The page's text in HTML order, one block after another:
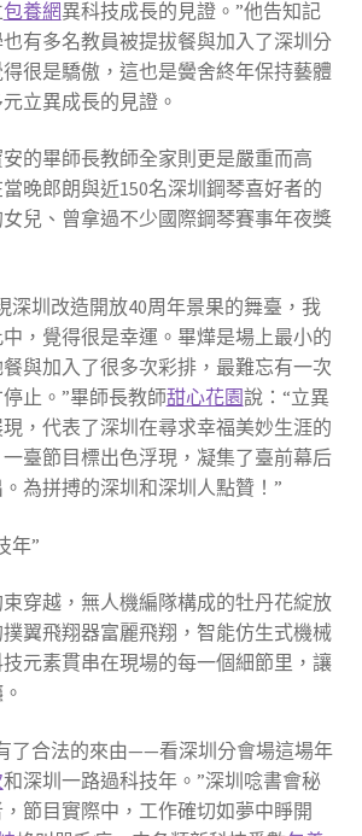
包養網異科技成長的見證。”他告知記
有多名教員被提拔餐與加入了深圳分
很是驕傲，這也是黌舍終年保持藝體
立異成長的見證。
的畢師長教師全家則更是嚴重而高
晚郎朗與近150名深圳鋼琴喜好者的
兒、曾拿過不少國際鋼琴賽事年夜獎
深圳改造開放40周年景果的舞臺，我
，覺得很是幸運。畢燁是場上最小的
與加入了很多次彩排，最難忘有一次
止。”畢師長教師甜心花園說：“立異
，代表了深圳在尋求幸福美妙生涯的
臺節目標出色浮現，凝集了臺前幕后
為拼搏的深圳和深圳人點贊！”
年”
穿越，無人機編隊構成的牡丹花綻放
翼飛翔器富麗飛翔，智能仿生式機械
元素貫串在現場的每一個細節里，讓
了合法的來由——看深圳分會場這場年
和深圳一路過科技年。”深圳唸書會秘
節目實際中，工作確切如夢中睜開